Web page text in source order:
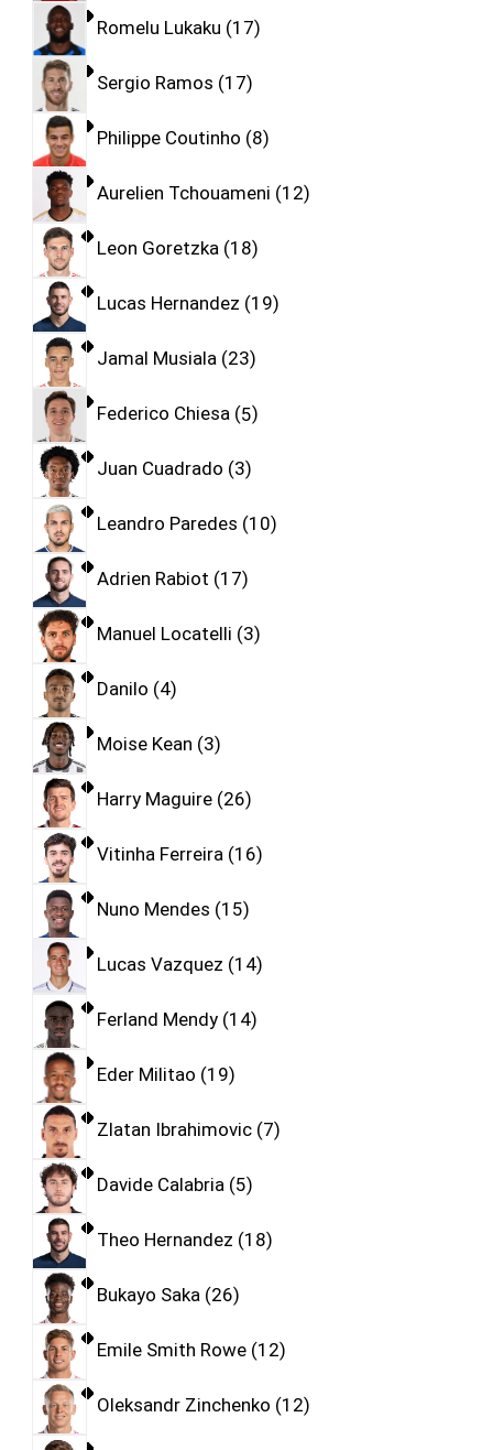
Romelu Lukaku 17
Sergio Ramos 17
Philippe Coutinho 8
Aurelien Tchouameni 12
Leon Goretzka 18
Lucas Hernandez 19
Jamal Musiala 23
Federico Chiesa 5
Juan Cuadrado 3
Leandro Paredes 10
Adrien Rabiot 17
Manuel Locatelli 3
Danilo 4
Moise Kean 3
Harry Maguire 26
Vitinha Ferreira 16
Nuno Mendes 15
Lucas Vazquez 14
Ferland Mendy 14
Eder Militao 19
Zlatan Ibrahimovic 7
Davide Calabria 5
Theo Hernandez 18
Bukayo Saka 26
Emile Smith Rowe 12
Oleksandr Zinchenko 12